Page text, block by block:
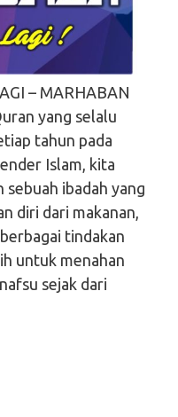
– MARHABAN
yang selalu
tahun pada
Islam, kita
sebuah ibadah yang
diri dari makanan,
tindakan
untuk menahan
sejak dari